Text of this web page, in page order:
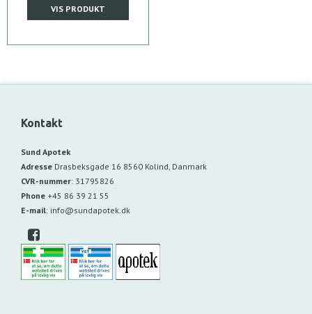
VIS PRODUKT
Kontakt
Sund Apotek
Adresse Drasbeksgade 16 8560 Kolind, Danmark
CVR-nummer: 31795826
Phone +45 86 39 21 55
E-mail: info@sundapotek.dk